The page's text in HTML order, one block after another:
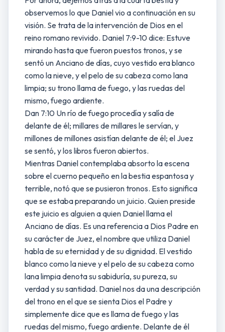
observemos lo que Daniel vio a continuación en su
visión. Se trata de la intervención de Dios en el
reino romano revivido. Daniel 7:9-10 dice: Estuve
mirando hasta que fueron puestos tronos, y se
sentó un Anciano de días, cuyo vestido era blanco
como la nieve, y el pelo de su cabeza como lana
limpia; su trono llama de fuego, y las ruedas del
mismo, fuego ardiente.
Dan 7:10 Un río de fuego procedía y salía de
delante de él; millares de millares le servían, y
millones de millones asistían delante de él; el Juez
se sentó, y los libros fueron abiertos.
Mientras Daniel contemplaba absorto la escena
sobre el cuerno pequeño en la bestia espantosa y
terrible, notó que se pusieron tronos. Esto significa
que se estaba preparando un juicio. Quien preside
este juicio es alguien a quien Daniel llama el
Anciano de días. Es una referencia a Dios Padre en
su carácter de Juez, el nombre que utiliza Daniel
habla de su eternidad y de su dignidad. El vestido
blanco como la nieve y el pelo de su cabeza como
lana limpia denota su sabiduría, su pureza, su
verdad y su santidad. Daniel nos da una descripción
del trono en el que se sienta Dios el Padre y
simplemente dice que es llama de fuego y las
ruedas del mismo, fuego ardiente. Delante de él